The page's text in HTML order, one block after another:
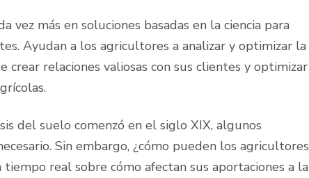
vez más en soluciones basadas en la ciencia para
Ayudan a los agricultores a analizar y optimizar la
relaciones valiosas con sus clientes y optimizar
del suelo comenzó en el siglo XIX, algunos
Sin embargo, ¿cómo pueden los agricultores
real sobre cómo afectan sus aportaciones a la